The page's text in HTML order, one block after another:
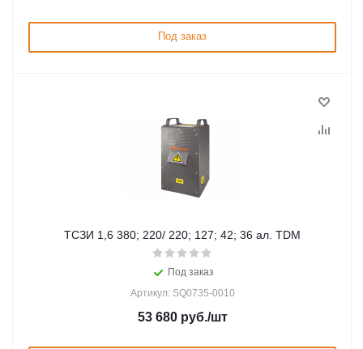
Под заказ
ТСЗИ 1,6 380; 220/ 220; 127; 42; 36 ал. TDM
Под заказ
Артикул: SQ0735-0010
53 680руб./шт